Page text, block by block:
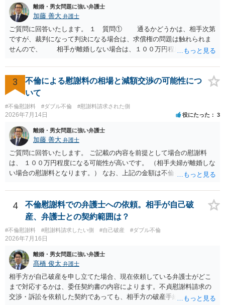
と考えます。 ③ 借用書があっても、後から100万円を貸付扱いに変更
することは認められるのか。 ⇒おそらく１００万円は不当利得（受け
取る正当な権利がないのに利益を取得した）として返還請求されてい
るものかと推察しますので、 貸金返還ではないかと存じます。 ④ 私
は現在、収入も不安定で貯金もなくリボ払い借金が既に約100万あり。
今年に再婚したが主人はお金に厳しい為、一括で220万円を支払う事は
困難 仮に裁判で敗訴した場合でも、分割払いになる可能性はあります
か。 ⇒判決となり敗訴してしまった場合は、強制執行により不動産等
の財産を差し押さえられ、そこから債権回収が図られることになりま
すが、 和解であれば柔軟な解決が可能ですので、その場合は分割払
いにより支払うことも十分可能です。 ⑤ このような事情であれば、私
は120万円のみ和解交渉を続けるべきでしょうか。 ⇒ご相談者様の認
識を前提にすれば、１００万円も含めて返済する必要はないと考えら
れるため、 120万円のみについて交渉を続けることがベターかと存じ
ます。
離婚・男女問題に強い弁護士
加藤 善大 弁護士
ご質問に回答いたします。 １ 質問① 通るかどうかは、相手次第
ですが、裁判になって判決になる場合は、求償権の問題は触れられま
せんので、 相手が離婚しない場合は、１００万円程度となる可能
するデメリットはありますから（経済的、時間的、精神的負担等）、
反対にご自身が、裁判も辞さずという姿勢を示すことで、プラス
に働く可能性は有り得ます。 交渉で解決する多くの場合は、相手
が弁護士に依頼しているケースで、５０万円以下で合意できる場合は
稀であると思います。 通常は、６０万円から８０万円程度になる
ことが多いというのが私の印象です。 ２ 質問② ご記載の内容が
減額を進めるうえでの交渉材料かと思います。 なお、ご自身が離
婚しないことは、交渉材料にはならないかと思いますので、ご注意く
ださい。 また、相手夫婦の婚姻関係が既に破綻していたことや、
相手女性が結婚しているとは知らなかったと主張することもあります
が、 ケースバイケースですので、ご自身の場合にそれらの主張が
できるかはよくお考え下さい。 ３ 質問③ 違約金を５０万円とす
る旨の交渉をすることが妥当かどうかという基準はありません。
公序良俗に反するような金額では、その条項自体が無効になり得ます
が、 ２００万円でも、５０万円でも、公序良俗に反するほど高額
とはいえないと考えますので、 結局は、妥当かどうかというより
も、ご自身が納得できるかどうかという基準でお考えいただくといい
と思います。 そのうえで、合意できるかは、相手も納得できるか
否かにかかってはきますが。 ４ 質問④ ご記載の内容からは判断
できないのですが、 清算条項を記載しないで合意することはリス
クがありますので、むしろ、原則としては、清算条項を記載するべき
であるとお考えいただくといいです。 ご質問に対する回答は以上で
すが、可能であれば、ご依頼になるかは別として、お近くの弁護士に
直接相談されて、 今後の対応についてアドバイス等を求めることを
3
不倫による慰謝料の相場と減額交渉の可能性につ
いて
#不倫慰謝料 #ダブル不倫 #慰謝料請求された側
2026年7月14日 役にたった 3
離婚・男女問題に強い弁護士
加藤 善大 弁護士
ご質問に回答いたします。 ご記載の内容を前提として場合の慰謝料
は、 １００万円程度になる可能性が高いです。 （相手夫婦が離婚しな
い場合の慰謝料となります。） なお、上記の金額は不倫をした２名が
半額程度の支払を求める、 求償ができることになります。 その求償権
を放棄する場合の慰謝料相場は、６０万円から８０万円程度になるこ
とが多いです。 （相手夫婦が離婚しませんので、減額してでも求償権
を放棄してもらうメリットがあることになります。） ５年後に離婚す
る可能性について、慰謝料額に影響が出る可能性はないと考えます。
最後に、ご依頼になる場合の弁護士費用は、ご依頼になる弁護士によ
り異なりますので、直接ご確認いただくといいですよ。 ご質問に対す
る回答は以上ですが、可能であれば、ご依頼になるかは別にして、お
近くの弁護士に直接相談されて、今後の対応についてアドバイスを求
めることをおすすめいたします。 ご参考にしていただけますと幸いで
す。
4
不倫慰謝料での弁護士への依頼。相手が自己破
産、弁護士との契約範囲は？
#不倫慰謝料 #慰謝料請求したい側 #自己破産 #ダブル不倫
2026年7月16日
離婚・男女問題に強い弁護士
髙橋 俊太 弁護士
相手方が自己破産を申し立てた場合、現在依頼している弁護士がどこ
まで対応するかは、委任契約書の内容によります。不貞慰謝料請求の
交渉・訴訟を依頼した契約であっても、相手方の破産手続への対応、